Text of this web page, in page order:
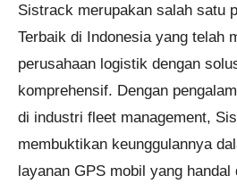
Sistrack merupakan salah satu
Terbaik di Indonesia yang telah
perusahaan logistik dengan
komprehensif. Dengan
di industri fleet management,
membuktikan keunggulannya
layanan GPS mobil yang handal